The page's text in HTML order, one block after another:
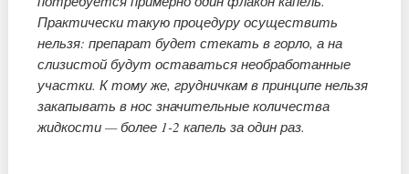
Практически такую процедуру осуществить
нельзя: препарат будет стекать в горло, а на
слизистой будут оставаться необработанные
участки. К тому же, грудничкам в принципе нельзя
закапывать в нос значительные количества
жидкости — более 1-2 капель за один раз.